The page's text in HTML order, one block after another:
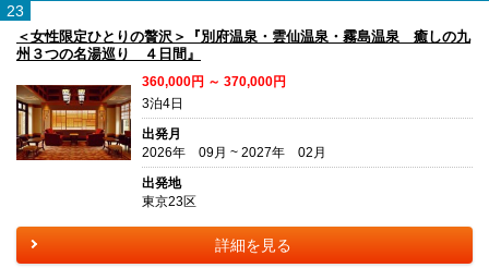
23
＜女性限定ひとりの贅沢＞『別府温泉・雲仙温泉・霧島温泉 癒しの九
州３つの名湯巡り ４日間』
360,000円 ～ 370,000円
3泊4日
出発月
2026年 09月 ~ 2027年 02月
出発地
東京23区
詳細を見る